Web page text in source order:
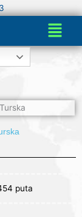
Menu
puta